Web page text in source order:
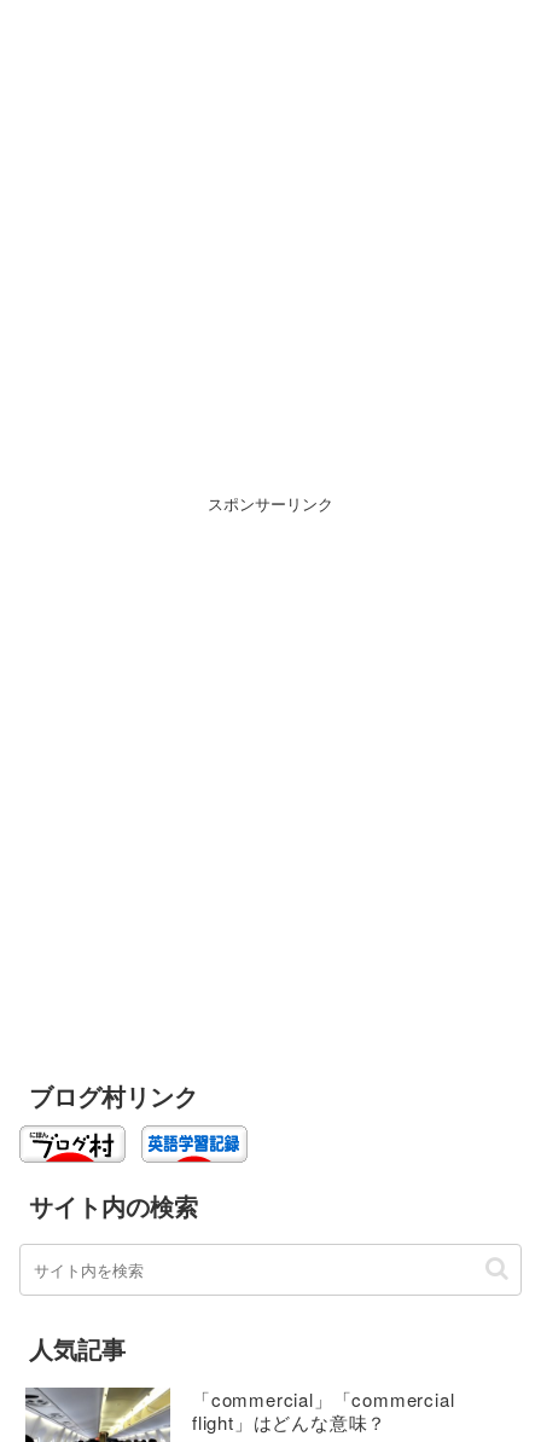
スポンサーリンク
ブログ村リンク
サイト内の検索
人気記事
「commercial」「commercial
flight」はどんな意味？